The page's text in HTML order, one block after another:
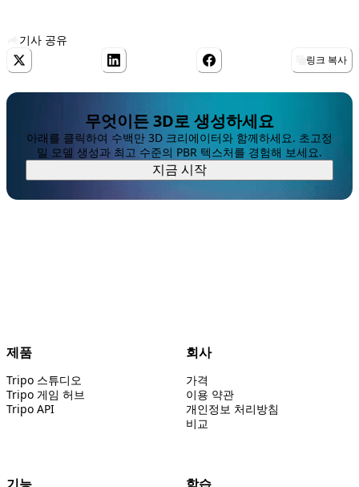
기사 공유
링크 복사
무엇이든 3D로 생성하세요
아래를 클릭하여 수백만 3D 크리에이터와 함께하세요. 초고정
밀 모델 생성과 최고 수준의 PBR 텍스처를 경험해 보세요.
지금 시작
제품
Tripo 스튜디오
Tripo 게임 허브
Tripo API
회사
가격
이용 약관
개인정보 처리방침
비교